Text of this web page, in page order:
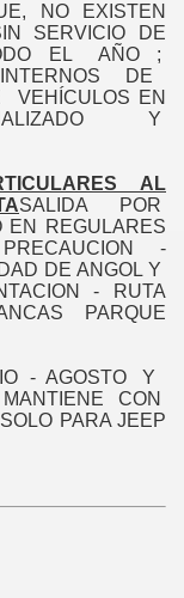
NO EXISTEN
SERVICIO DE
EL AÑO ;
DE
EN
Y
AL
SALIDA POR
EN REGULARES
-
DE ANGOL Y
- RUTA
PARQUE
- AGOSTO Y
CON
PARA JEEP